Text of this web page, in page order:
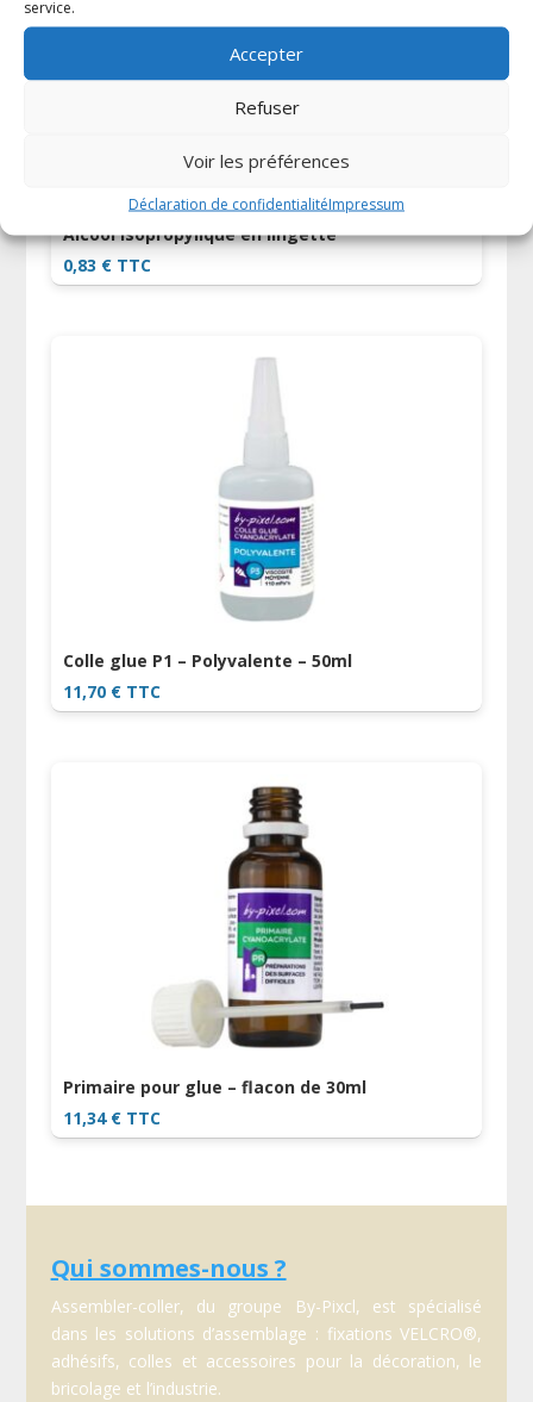
service.
Accepter
Refuser
Voir les préférences
Déclaration de confidentialitéImpressum
Alcool isopropylique en lingette
0,83 € TTC
Colle glue P1 – Polyvalente – 50ml
11,70 € TTC
Primaire pour glue – flacon de 30ml
11,34 € TTC
Qui sommes-nous ?
Assembler-coller, du groupe By-Pixcl, est spécialisé
dans les solutions d’assemblage : fixations VELCRO®,
adhésifs, colles et accessoires pour la décoration, le
bricolage et l’industrie.